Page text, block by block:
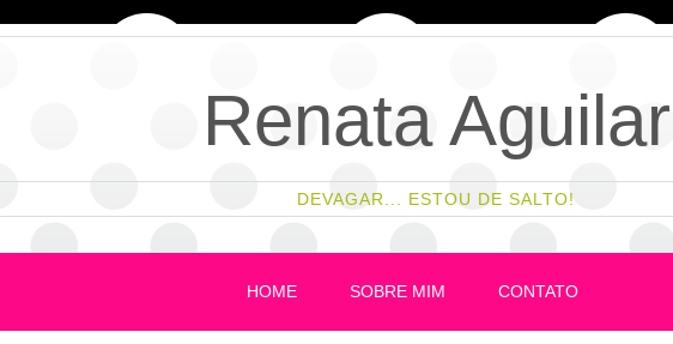
Renata Aguilar
DEVAGAR... ESTOU DE SALTO!
HOME SOBRE MIM CONTATO